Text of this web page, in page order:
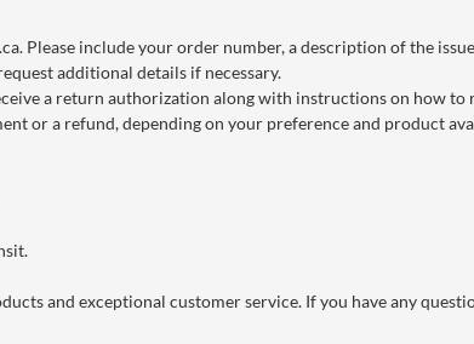
. Please include your order number, a description of the
additional details if necessary.
a return authorization along with instructions on how to
or a refund, depending on your preference and product
and exceptional customer service. If you have any